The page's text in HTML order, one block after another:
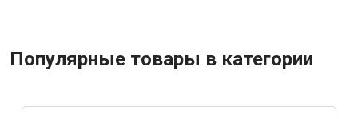
Популярные товары в категории